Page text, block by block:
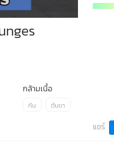
กล้ามเนื้อ
ก้น ต้นขา
แชร์